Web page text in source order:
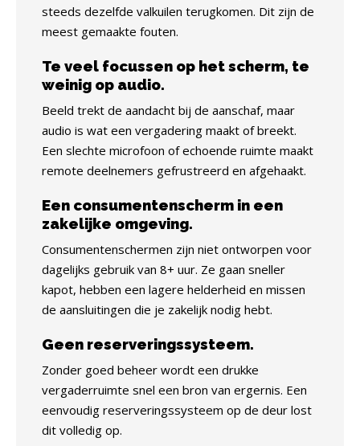
steeds dezelfde valkuilen terugkomen. Dit zijn de
meest gemaakte fouten.
Te veel focussen op het scherm, te
weinig op audio.
Beeld trekt de aandacht bij de aanschaf, maar
audio is wat een vergadering maakt of breekt.
Een slechte microfoon of echoende ruimte maakt
remote deelnemers gefrustreerd en afgehaakt.
Een consumentenscherm in een
zakelijke omgeving.
Consumentenschermen zijn niet ontworpen voor
dagelijks gebruik van 8+ uur. Ze gaan sneller
kapot, hebben een lagere helderheid en missen
de aansluitingen die je zakelijk nodig hebt.
Geen reserveringssysteem.
Zonder goed beheer wordt een drukke
vergaderruimte snel een bron van ergernis. Een
eenvoudig reserveringssysteem op de deur lost
dit volledig op.